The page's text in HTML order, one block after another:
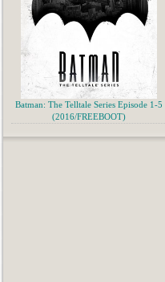
Batman: The Telltale Series Episode 1-5
(2016/FREEBOOT)